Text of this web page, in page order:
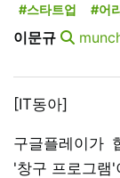
#스타트업
#어
이문규
[IT동아]
구글플레이가
'창구 프로그램